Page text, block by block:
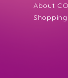
About